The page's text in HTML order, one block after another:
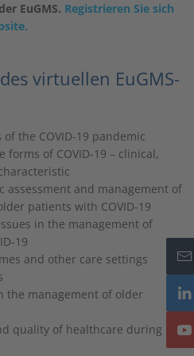
EuGMS. Registrieren Sie sich
virtuellen EuGMS-
the COVID-19 pandemic
forms of COVID-19 – clinical,
assessment and management of
patients with COVID-19
in the management of
19
and other care settings
the management of older
quality of healthcare during